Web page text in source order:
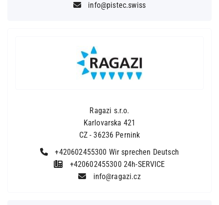
info@pistec.swiss
Ragazi s.r.o.
Karlovarska 421
CZ - 36236 Pernink
+420602455300 Wir sprechen Deutsch
+420602455300 24h-SERVICE
info@ragazi.cz